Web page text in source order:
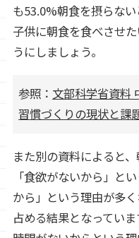
も53.0%朝食を摂らない
子供に朝食を食べさせ
うにしましょう。
参照： 文部科学省資料
習慣づくりの現状と課
また別の資料によると
「食欲がないから」と
から」という理由が多
占める結果となっていま